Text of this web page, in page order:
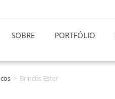
SOBRE PORTFÓLIO
> Brincos Ester